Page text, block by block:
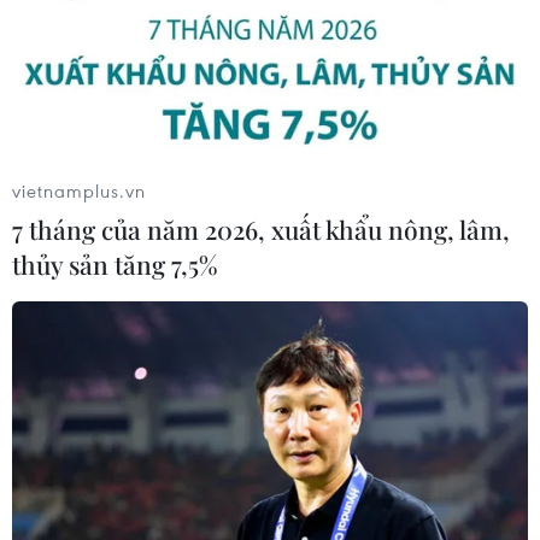
NGHE
Nga và Ukraine tiếp tục
tấn công qua lại, thương
vong không ngừng gia
tăng
Giao tranh giữa Nga và
Ukraine bùng phát dữ dội
Cố vấn quân sự Iran tiết
lộ sốc, tuyên bố hàng
trăm binh sĩ Mỹ đã thiệt
mạng
Cố vấn quân sự của Lãnh
tụ Tối cao Iran Mojtaba
vietnamplus.vn
7 tháng của năm 2026, xuất khẩu nông, lâm,
thủy sản tăng 7,5%